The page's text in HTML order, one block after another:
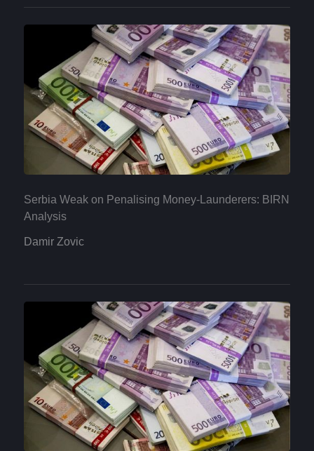
Serbia Weak on Penalising Money-Launderers: BIRN
Analysis
Damir Zovic